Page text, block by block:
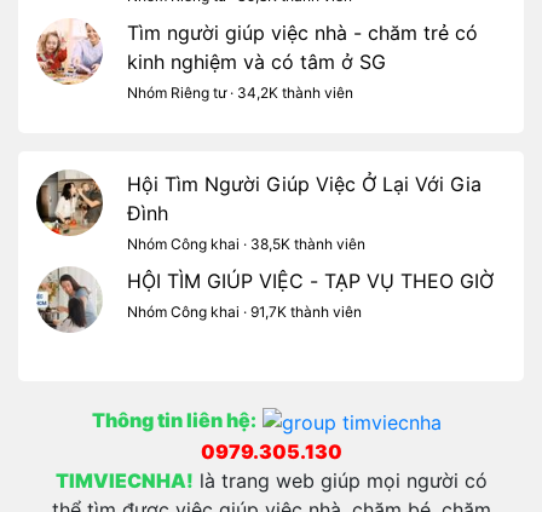
Tìm người giúp việc nhà - chăm trẻ có
kinh nghiệm và có tâm ở SG
Nhóm Riêng tư · 34,2K thành viên
Hội Tìm Người Giúp Việc Ở Lại Với Gia
Đình
Nhóm Công khai · 38,5K thành viên
HỘI TÌM GIÚP VIỆC - TẠP VỤ THEO GIỜ
Nhóm Công khai · 91,7K thành viên
Thông tin liên hệ:
0979.305.130
TIMVIECNHA! là trang web giúp mọi người có